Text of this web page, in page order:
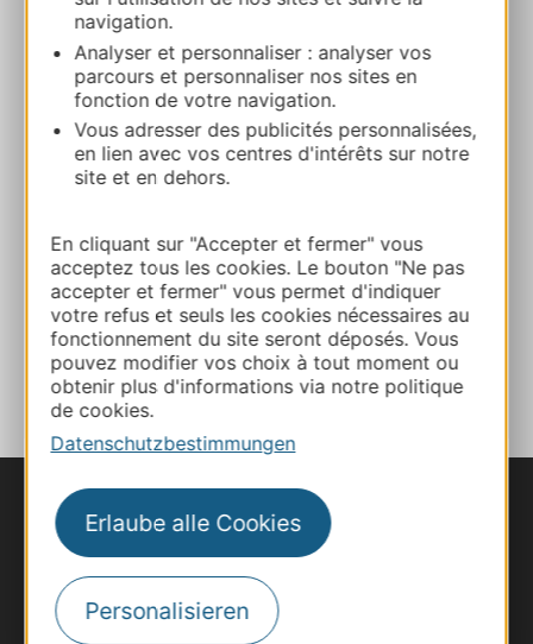
navigation.
Analyser et personnaliser : analyser vos
parcours et personnaliser nos sites en
fonction de votre navigation.
Vous adresser des publicités personnalisées,
en lien avec vos centres d'intérêts sur notre
site et en dehors.
En cliquant sur "Accepter et fermer" vous
acceptez tous les cookies. Le bouton "Ne pas
accepter et fermer" vous permet d'indiquer
votre refus et seuls les cookies nécessaires au
fonctionnement du site seront déposés. Vous
pouvez modifier vos choix à tout moment ou
obtenir plus d'informations via notre politique
de cookies.
Datenschutzbestimmungen
Erlaube alle Cookies
Personalisieren
+33 4 66 69 52 43
E-mail
Facebook
ZU MEINEN FAVORITEN